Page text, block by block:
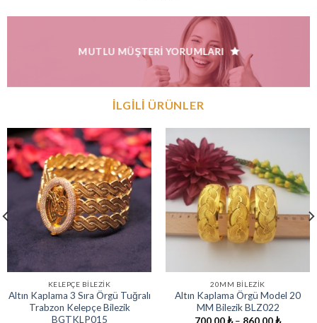
MUTLU MÜŞTERI YORUMLARI
İLGILI ÜRÜNLER
KELEPÇE BILEZIK
Altın Kaplama 3 Sıra Örgü Tuğralı
Trabzon Kelepçe Bilezik
BGTKLP015
20MM BILEZIK
Altın Kaplama Örgü Model 20
MM Bilezik BLZ022
700,00₺ – 860,00₺Fiyat